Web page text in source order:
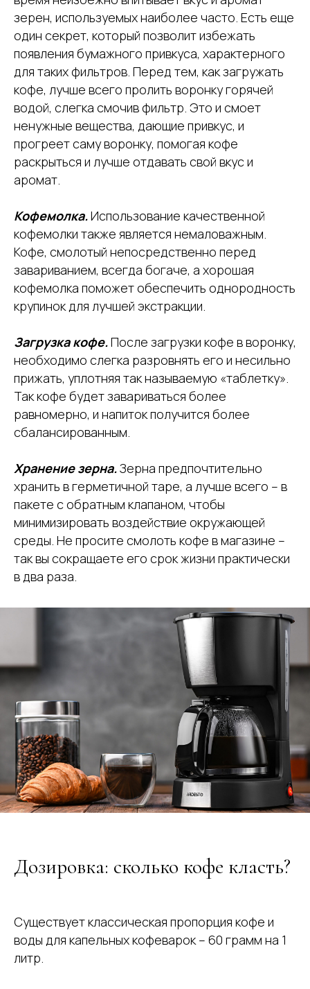
зерен, используемых наиболее часто. Есть еще
один секрет, который позволит избежать
появления бумажного привкуса, характерного
для таких фильтров. Перед тем, как загружать
кофе, лучше всего пролить воронку горячей
водой, слегка смочив фильтр. Это и смоет
ненужные вещества, дающие привкус, и
прогреет саму воронку, помогая кофе
раскрыться и лучше отдавать свой вкус и
аромат.
Кофемолка.Использование качественной
кофемолки также является немаловажным.
Кофе, смолотый непосредственно перед
завариванием, всегда богаче, а хорошая
кофемолка поможет обеспечить однородность
крупинок для лучшей экстракции.
Загрузка кофе.После загрузки кофе в воронку,
необходимо слегка разровнять его и несильно
прижать, уплотняя так называемую «таблетку».
Так кофе будет завариваться более
равномерно, и напиток получится более
сбалансированным.
Хранение зерна.Зерна предпочтительно
хранить в герметичной таре, а лучше всего – в
пакете с обратным клапаном, чтобы
минимизировать воздействие окружающей
среды. Не просите смолоть кофе в магазине –
так вы сокращаете его срок жизни практически
в два раза.
Дозировка: сколько кофе класть?
Существует классическая пропорция кофе и
воды для капельных кофеварок – 60 грамм на 1
литр.